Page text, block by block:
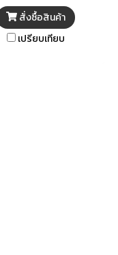
สั่งซื้อสินค้า
เปรียบเทียบ